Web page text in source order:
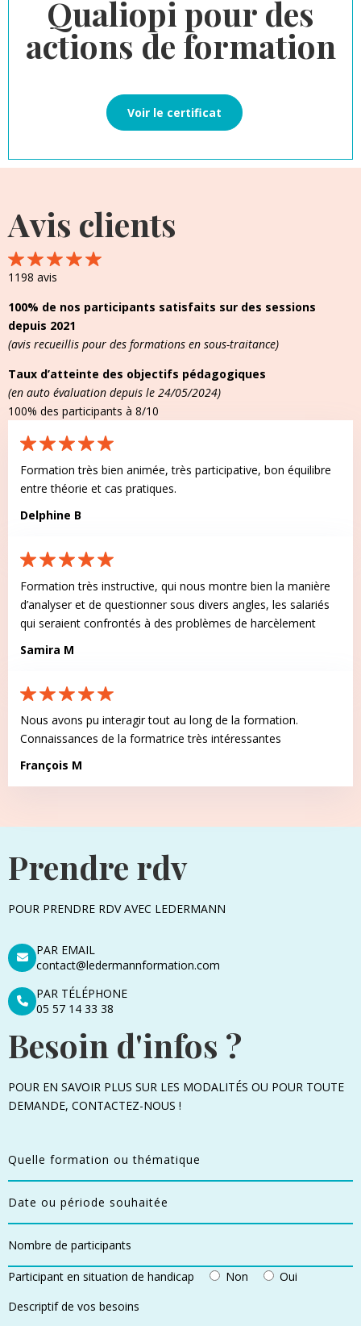
Qualiopi pour des
actions de formation
Voir le certificat
Avis clients
1198 avis
100% de nos participants satisfaits sur des sessions
depuis 2021
(avis recueillis pour des formations en sous-traitance)
Taux d’atteinte des objectifs pédagogiques
(en auto évaluation depuis le 24/05/2024)
100% des participants à 8/10
Formation très bien animée, très participative, bon équilibre
entre théorie et cas pratiques.
Delphine B
Formation très instructive, qui nous montre bien la manière
d’analyser et de questionner sous divers angles, les salariés
qui seraient confrontés à des problèmes de harcèlement
Samira M
Nous avons pu interagir tout au long de la formation.
Connaissances de la formatrice très intéressantes
François M
Prendre rdv
POUR PRENDRE RDV AVEC LEDERMANN
PAR EMAIL
contact@ledermannformation.com
PAR TÉLÉPHONE
05 57 14 33 38
Besoin d'infos ?
POUR EN SAVOIR PLUS SUR LES MODALITÉS OU POUR TOUTE
DEMANDE, CONTACTEZ-NOUS !
Participant en situation de handicap Non Oui